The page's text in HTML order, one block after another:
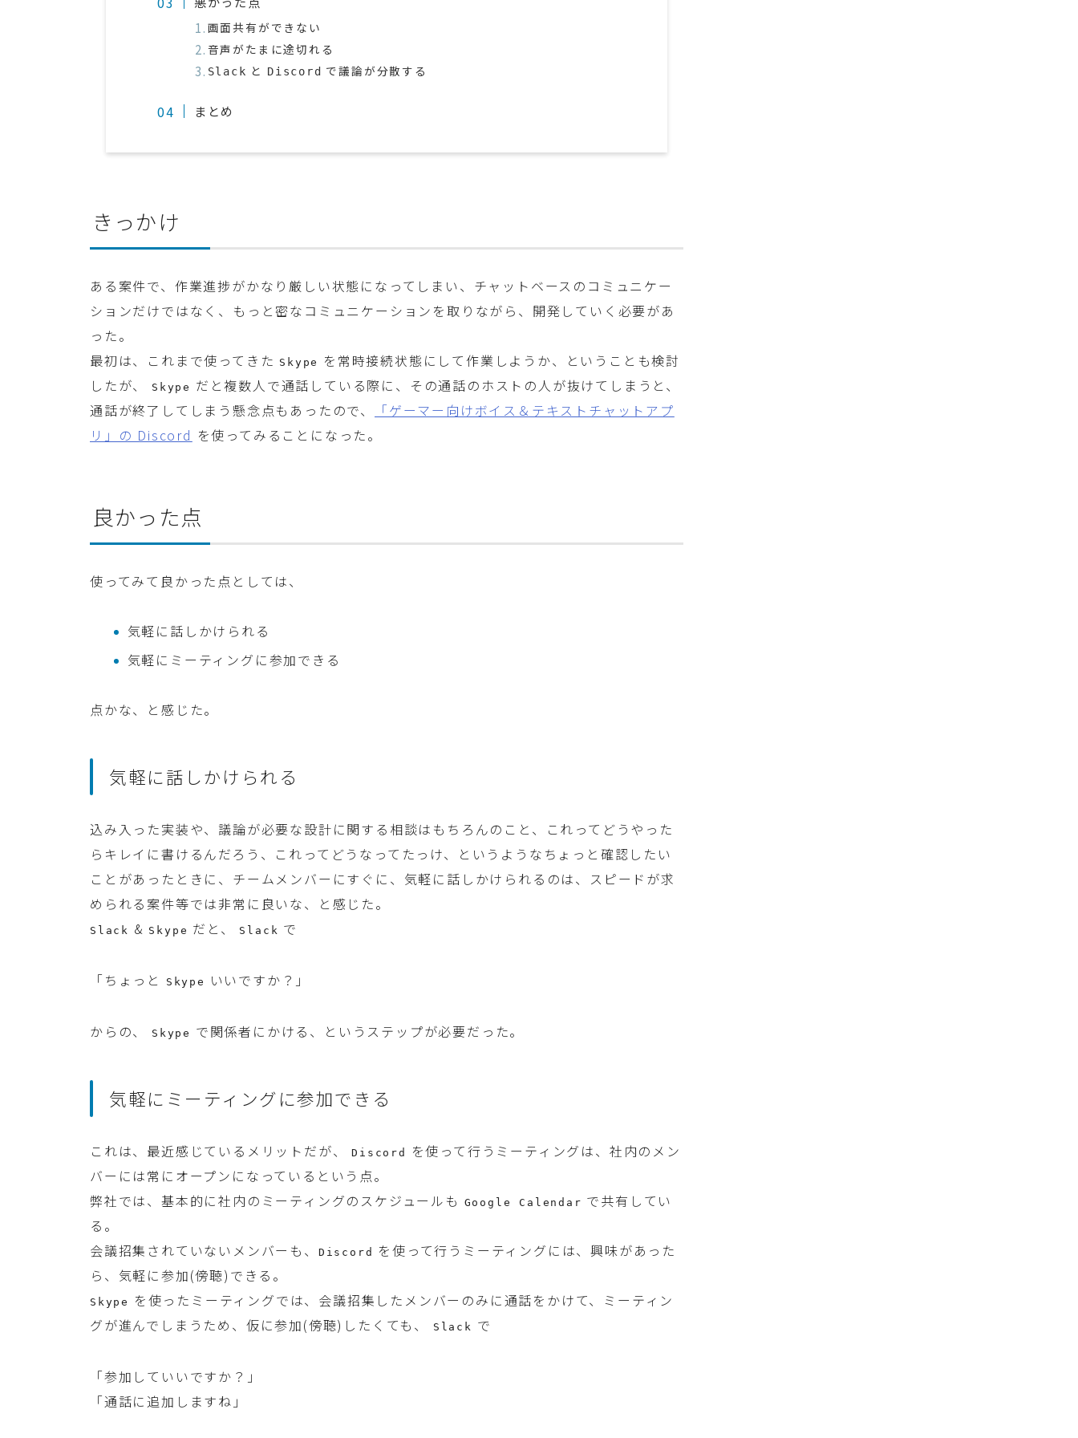
画面共有ができない
音声がたまに途切れる
Slack と Discord で議論が分散する
まとめ
きっかけ
ある案件で、作業進捗がかなり厳しい状態になってしまい、チャットベースのコミュニケー
ションだけではなく、もっと密なコミュニケーションを取りながら、開発していく必要があ
った。
最初は、これまで使ってきた Skype
を常時接続状態にして作業しようか、ということも検討
したが、
Skype
だと複数人で通話している際に、その通話のホストの人が抜けてしまうと、
通話が終了してしまう懸念点もあったので、
「ゲーマー向けボイス＆テキストチャットアプ
リ」の Discord を使ってみることになった。
良かった点
使ってみて良かった点としては、
気軽に話しかけられる
気軽にミーティングに参加できる
点かな、と感じた。
気軽に話しかけられる
込み入った実装や、議論が必要な設計に関する相談はもちろんのこと、これってどうやった
らキレイに書けるんだろう、これってどうなってたっけ、というようなちょっと確認したい
ことがあったときに、チームメンバーにすぐに、気軽に話しかけられるのは、スピードが求
められる案件等では非常に良いな、と感じた。
Slack & Skype だと、 Slack で
「ちょっと Skype いいですか？」
からの、 Skype で関係者にかける、というステップが必要だった。
気軽にミーティングに参加できる
これは、最近感じているメリットだが、Discord
を使って行うミーティングは、社内のメン
バーには常にオープンになっているという点。
弊社では、基本的に社内のミーティングのスケジュールも
Google Calendar で共有してい
る。
会議招集されていないメンバーも、
Discord
を使って行うミーティングには、興味があった
ら、気軽に参加(傍聴)できる。
Skype
を使ったミーティングでは、会議招集したメンバーのみに通話をかけて、ミーティン
グが進んでしまうため、仮に参加(傍聴)したくても、
Slack で
「参加していいですか？」
「通話に追加しますね」